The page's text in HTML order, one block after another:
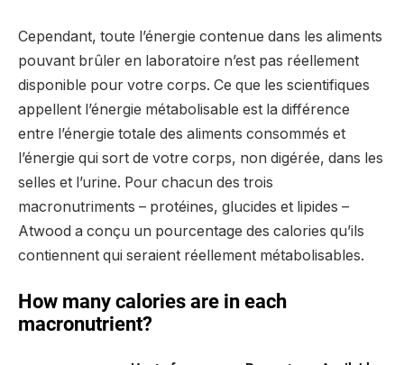
Cependant, toute l’énergie contenue dans les aliments
pouvant brûler en laboratoire n’est pas réellement
disponible pour votre corps. Ce que les scientifiques
appellent l’énergie métabolisable est la différence
entre l’énergie totale des aliments consommés et
l’énergie qui sort de votre corps, non digérée, dans les
selles et l’urine. Pour chacun des trois
macronutriments – protéines, glucides et lipides –
Atwood a conçu un pourcentage des calories qu’ils
contiennent qui seraient réellement métabolisables.